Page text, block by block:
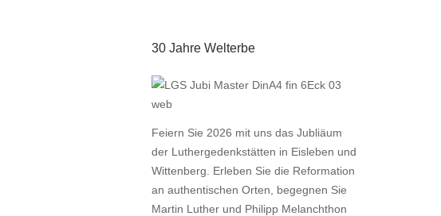
30 Jahre Welterbe
Feiern Sie 2026 mit uns das Jubliäum
der Luthergedenkstätten in Eisleben und
Wittenberg. Erleben Sie die Reformation
an authentischen Orten, begegnen Sie
Martin Luther und Philipp Melanchthon